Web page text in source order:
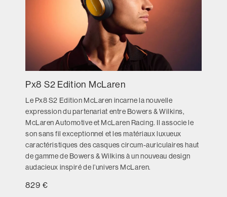
Px8 S2 Edition McLaren
Le Px8 S2 Edition McLaren incarne la nouvelle
expression du partenariat entre Bowers & Wilkins,
McLaren Automotive et McLaren Racing. Il associe le
son sans fil exceptionnel et les matériaux luxueux
caractéristiques des casques circum-auriculaires haut
de gamme de Bowers & Wilkins à un nouveau design
audacieux inspiré de l’univers McLaren.
829 €